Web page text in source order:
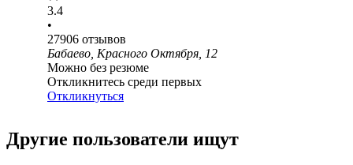
3.4
•
27906 отзывов
Бабаево, Красного Октября, 12
Можно без резюме
Откликнитесь среди первых
Откликнуться
Другие пользователи ищут